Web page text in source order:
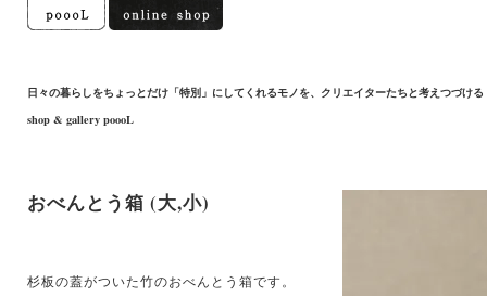
日々の暮らしをちょっとだけ「特別」にしてくれるモノを、クリエイターたちと考えつづける
shop & gallery poooL
おべんとう箱 (大,小)
杉板の蓋がついた竹のおべんとう箱です。